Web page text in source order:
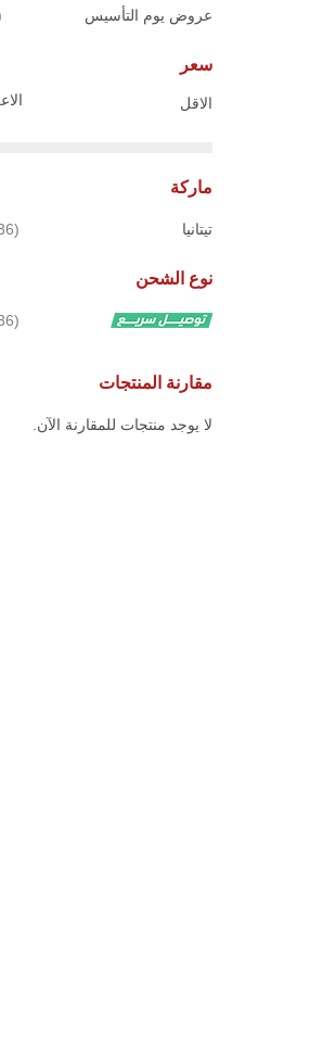
عروض يوم التأسيس
سعر
الاقل
ماركة
تيتانيا
نوع الشحن
مقارنة المنتجات
لا يوجد منتجات للمقارنة الآن.